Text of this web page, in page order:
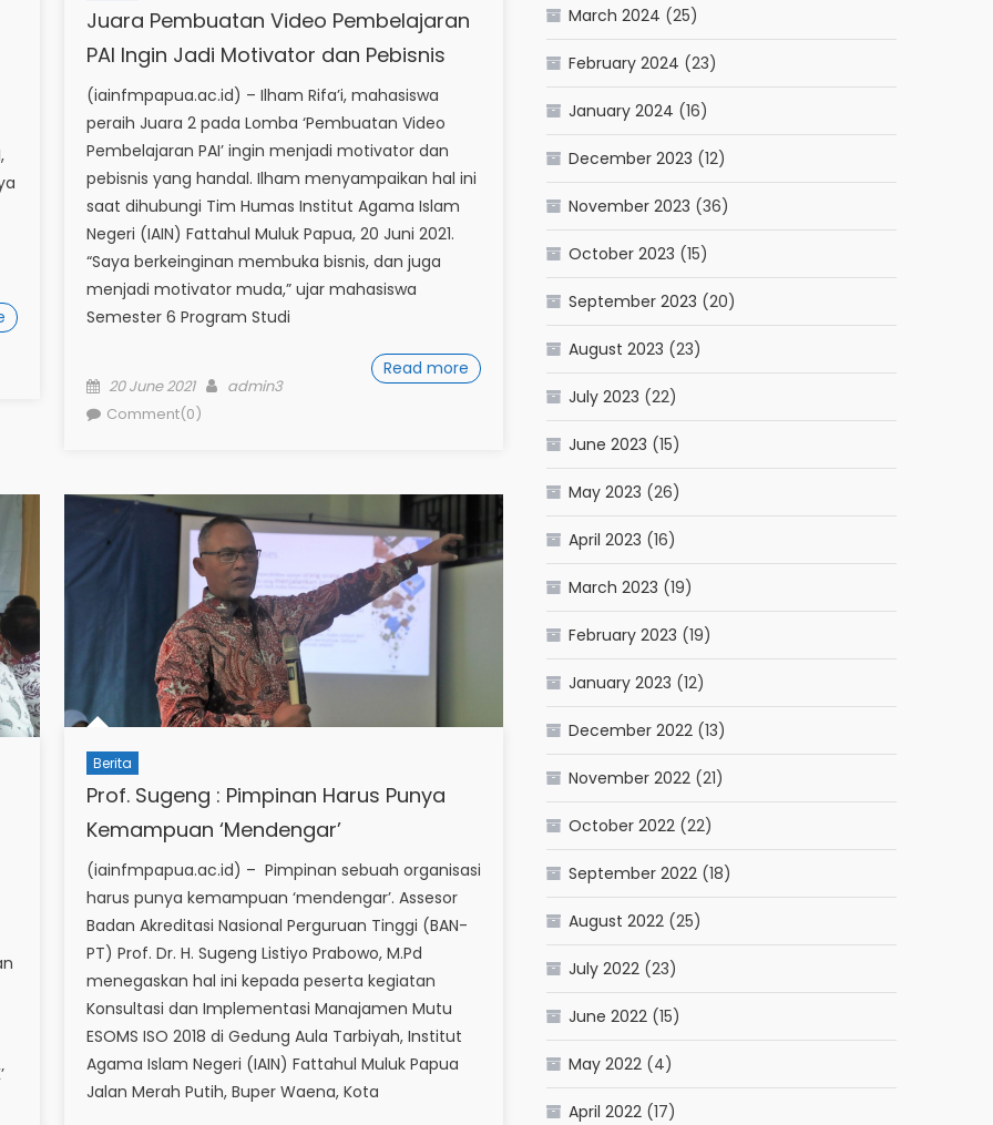
Juara Pembuatan Video Pembelajaran
PAI Ingin Jadi Motivator dan Pebisnis
(iainfmpapua.ac.id) – Ilham Rifa’i, mahasiswa
peraih Juara 2 pada Lomba ‘Pembuatan Video
Pembelajaran PAI’ ingin menjadi motivator dan
pebisnis yang handal. Ilham menyampaikan hal ini
saat dihubungi Tim Humas Institut Agama Islam
Negeri (IAIN) Fattahul Muluk Papua, 20 Juni 2021.
“Saya berkeinginan membuka bisnis, dan juga
menjadi motivator muda,” ujar mahasiswa
Semester 6 Program Studi
Read more
Posted
on
20 June 2021 Author
admin3
Comment(0)
Berita
Prof. Sugeng : Pimpinan Harus Punya
Kemampuan ‘Mendengar’
(iainfmpapua.ac.id) – Pimpinan sebuah organisasi
harus punya kemampuan ‘mendengar’. Assesor
Badan Akreditasi Nasional Perguruan Tinggi (BAN-
PT) Prof. Dr. H. Sugeng Listiyo Prabowo, M.Pd
menegaskan hal ini kepada peserta kegiatan
Konsultasi dan Implementasi Manajamen Mutu
ESOMS ISO 2018 di Gedung Aula Tarbiyah, Institut
Agama Islam Negeri (IAIN) Fattahul Muluk Papua
Jalan Merah Putih, Buper Waena, Kota
March 2024 (25)
February 2024 (23)
January 2024 (16)
December 2023 (12)
November 2023 (36)
October 2023 (15)
September 2023 (20)
August 2023 (23)
July 2023 (22)
June 2023 (15)
May 2023 (26)
April 2023 (16)
March 2023 (19)
February 2023 (19)
January 2023 (12)
December 2022 (13)
November 2022 (21)
October 2022 (22)
September 2022 (18)
August 2022 (25)
July 2022 (23)
June 2022 (15)
May 2022 (4)
April 2022 (17)